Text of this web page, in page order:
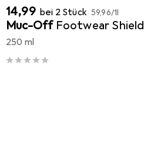
EUR
14,99 bei 2 Stück EUR
59,96/1l
Muc-Off Footwear Shield
250 ml